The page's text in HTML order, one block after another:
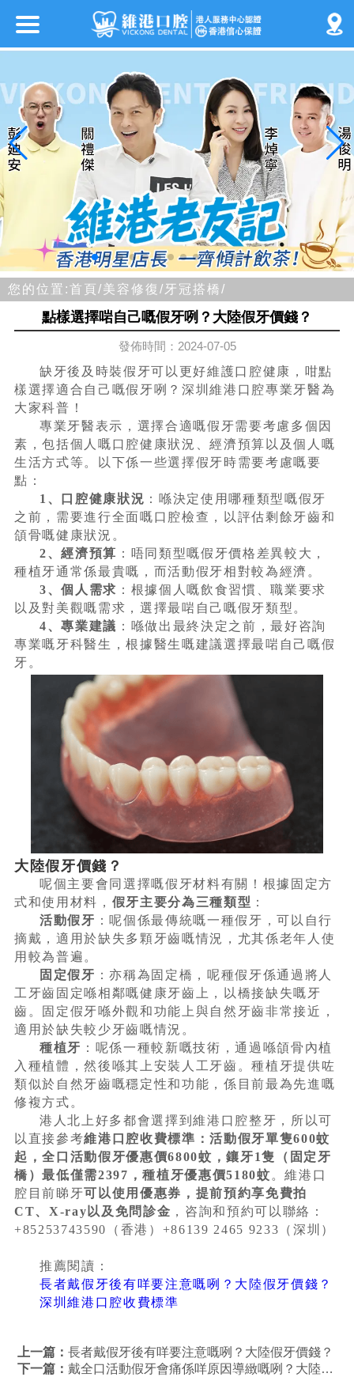
您的位置:首頁/美容修復/ 牙冠搭橋/
點樣選擇啱自己嘅假牙咧？大陸假牙價錢？
發佈時間：2024-07-05
缺牙後及時裝假牙可以更好維護口腔健康，咁點
樣選擇適合自己嘅假牙咧？深圳維港口腔專業牙醫為
大家科普！
專業牙醫表示，選擇合適嘅假牙需要考慮多個因
素，包括個人嘅口腔健康狀況、經濟預算以及個人嘅
生活方式等。以下係一些選擇假牙時需要考慮嘅要
點：
1、口腔健康狀況 ：喺決定使用哪種類型嘅假牙
之前，需要進行全面嘅口腔檢查，以評估剩餘牙齒和
頜骨嘅健康狀況。
2、經濟預算 ：唔同類型嘅假牙價格差異較大，
種植牙通常係最貴嘅，而活動假牙相對較為經濟。
3、個人需求 ：根據個人嘅飲食習慣、職業要求
以及對美觀嘅需求，選擇最啱自己嘅假牙類型。
4、專業建議 ：喺做出最終決定之前，最好咨詢
專業嘅牙科醫生，根據醫生嘅建議選擇最啱自己嘅假
牙。
大陸假牙價錢？
呢個主要會同選擇嘅假牙材料有關！根據固定方
式和使用材料， 假牙主要分為三種類型 ：
活動假牙 ：呢個係最傳統嘅一種假牙，可以自行
摘戴，適用於缺失多顆牙齒嘅情況，尤其係老年人使
用較為普遍。
固定假牙 ：亦稱為固定橋，呢種假牙係通過將人
工牙齒固定喺相鄰嘅健康牙齒上，以橋接缺失嘅牙
齒。固定假牙喺外觀和功能上與自然牙齒非常接近，
適用於缺失較少牙齒嘅情況。
種植牙 ：呢係一種較新嘅技術，通過喺頜骨內植
入種植體，然後喺其上安裝人工牙齒。種植牙提供咗
類似於自然牙齒嘅穩定性和功能，係目前最為先進嘅
修複方式。
港人北上好多都會選擇到維港口腔整牙，所以可
以直接參考維港口腔收費標準：活動假牙單隻600蚊
起，全口活動假牙優惠價6800蚊，鑲牙1隻（固定牙
橋）最低僅需2397，種植牙優惠價5180蚊。維港口
腔目前睇牙可以使用優惠券，提前預約享免費拍
CT、X-ray以及免問診金 ，咨詢和預約可以聯絡：
+85253743590（香港）+86139 2465 9233（深圳）
推薦閱讀：
長者戴假牙後有咩要注意嘅咧？大陸假牙價錢？
深圳維港口腔收費標準
上一篇：長者戴假牙後有咩要注意嘅咧？大陸假牙價錢？
下一篇：戴全口活動假牙會痛係咩原因導緻嘅咧？大陸活動假牙價錢？